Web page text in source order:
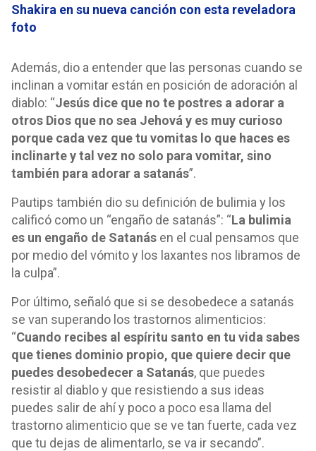
Shakira en su nueva canción con esta reveladora
foto
Además, dio a entender que las personas cuando se
inclinan a vomitar están en posición de adoración al
diablo: “Jesús dice que no te postres a adorar a
otros Dios que no sea Jehová y es muy curioso
porque cada vez que tu vomitas lo que haces es
inclinarte y tal vez no solo para vomitar, sino
también para adorar a satanás”.
Pautips también dio su definición de bulimia y los
calificó como un “engaño de satanás”: “La bulimia
es un engaño de Satanás en el cual pensamos que
por medio del vómito y los laxantes nos libramos de
la culpa”.
Por último, señaló que si se desobedece a satanás
se van superando los trastornos alimenticios:
“Cuando recibes al espíritu santo en tu vida sabes
que tienes dominio propio, que quiere decir que
puedes desobedecer a Satanás, que puedes
resistir al diablo y que resistiendo a sus ideas
puedes salir de ahí y poco a poco esa llama del
trastorno alimenticio que se ve tan fuerte, cada vez
que tu dejas de alimentarlo, se va ir secando”.